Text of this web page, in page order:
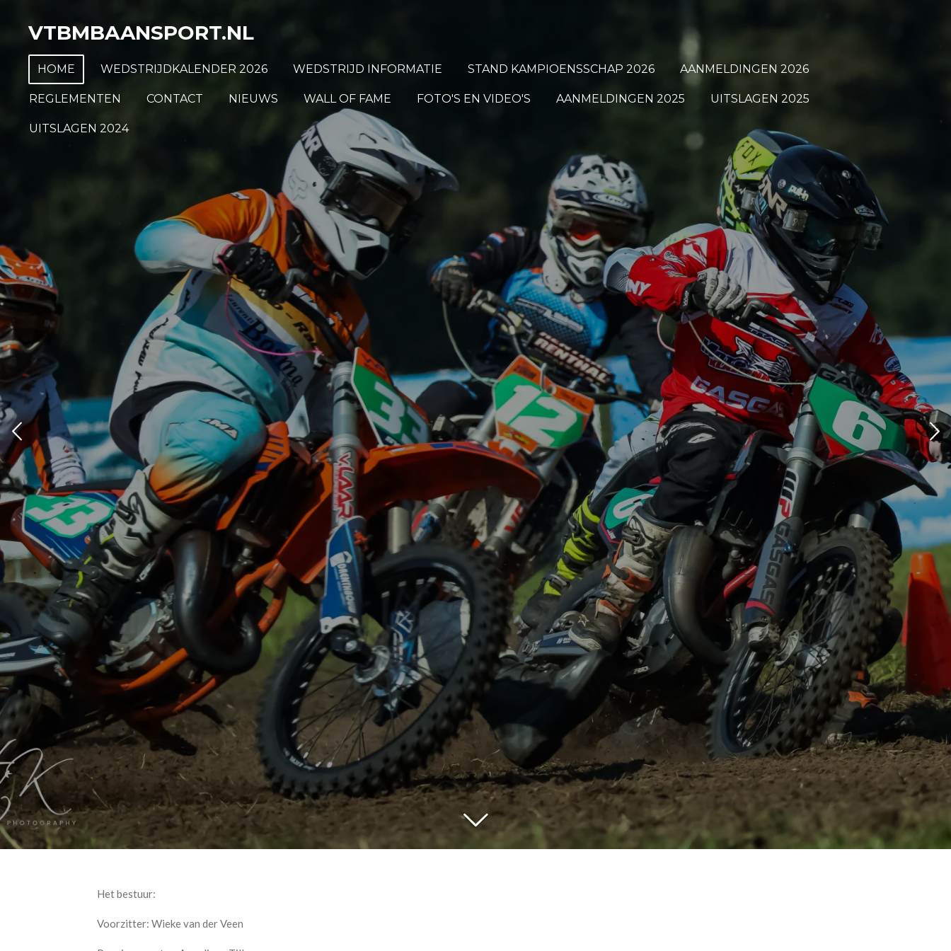
direct
hoofdinhoud
VTBMBAANSPORT.NL
HOME WEDSTRIJDKALENDER 2026 WEDSTRIJD INFORMATIE STAND KAMPIOENSSCHAP 2026 AANMELDINGEN 2026
REGLEMENTEN CONTACT NIEUWS WALL OF FAME FOTO'S EN VIDEO'S AANMELDINGEN 2025 UITSLAGEN 2025
UITSLAGEN 2024
Het bestuur:
Voorzitter: Wieke van der Veen